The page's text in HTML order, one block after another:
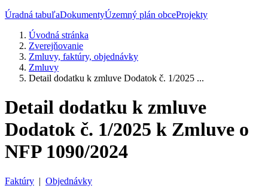
Úradná tabuľaDokumentyÚzemný plán obceProjekty
Úvodná stránka
Zverejňovanie
Zmluvy, faktúry, objednávky
Zmluvy
Detail dodatku k zmluve Dodatok č. 1/2025 ...
Detail dodatku k zmluve
Dodatok č. 1/2025 k Zmluve o
NFP 1090/2024
Faktúry | Objednávky